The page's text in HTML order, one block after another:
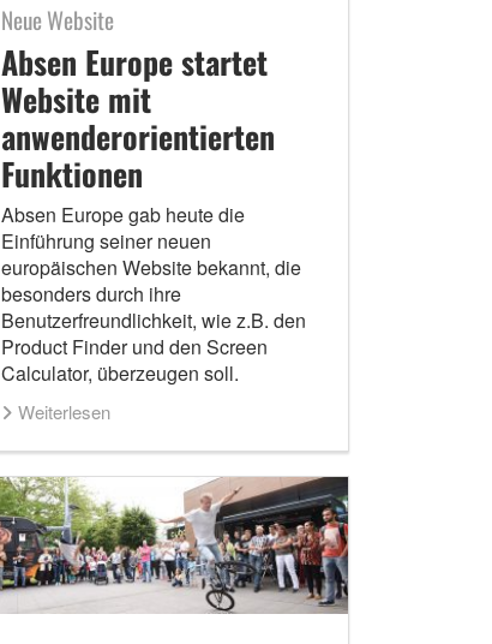
Neue Website
Absen Europe startet
Website mit
anwenderorientierten
Funktionen
Absen Europe gab heute die
Einführung seiner neuen
europäischen Website bekannt, die
besonders durch ihre
Benutzerfreundlichkeit, wie z.B. den
Product Finder und den Screen
Calculator, überzeugen soll.
Weiterlesen